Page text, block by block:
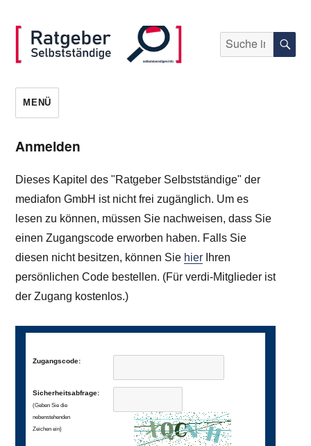
selbststaendigen.info
Suche
nach:
MENÜ
Anmelden
Dieses Kapitel des "Ratgeber Selbstständige" der
mediafon GmbH ist nicht frei zugänglich. Um es
lesen zu können, müssen Sie nachweisen, dass Sie
einen Zugangscode erworben haben. Falls Sie
diesen nicht besitzen, können Sie hier Ihren
persönlichen Code bestellen. (Für verdi-Mitglieder ist
der Zugang kostenlos.)
Zugangscode:
Sicherheitsabfrage:
(Geben Sie die
nebenstehenden
Zeichen ein)